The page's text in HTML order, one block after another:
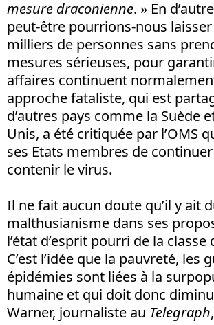
mesure draconienne. » En
peut-être pourrions-nous
milliers de personnes sans
mesures sérieuses, pour
affaires continuent
approche fataliste, qui est
d’autres pays comme la Suède
Unis, a été critiquée par l’OMS
ses Etats membres de
contenir le virus.
Il ne fait aucun doute qu’il y ait
malthusianisme dans ses
l’état d’esprit pourri de la
C’est l’idée que la pauvreté, les
épidémies sont liées à la
humaine et qui doit donc
Warner, journaliste au Telegraph